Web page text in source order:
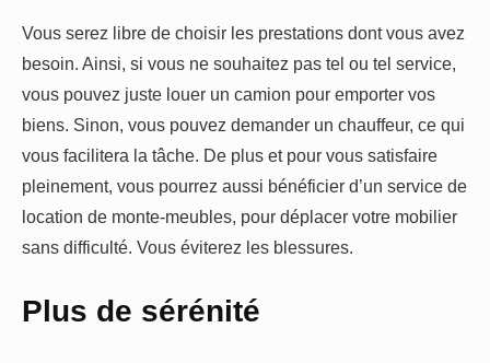
Vous serez libre de choisir les prestations dont vous avez
besoin. Ainsi, si vous ne souhaitez pas tel ou tel service,
vous pouvez juste louer un camion pour emporter vos
biens. Sinon, vous pouvez demander un chauffeur, ce qui
vous facilitera la tâche. De plus et pour vous satisfaire
pleinement, vous pourrez aussi bénéficier d’un service de
location de monte-meubles, pour déplacer votre mobilier
sans difficulté. Vous éviterez les blessures.
Plus de sérénité